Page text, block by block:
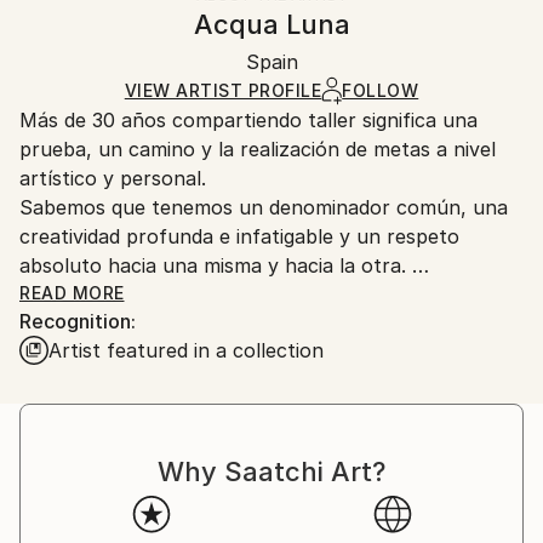
Paper
Certificate is Included
Ships Rolled in a Tube
Ships rolled in a tube. Artists are responsible for
packaging and adhering to Saatchi Art’s
Ships From:
Spain.
Customs:
Shipments from Spain may experience delays due to
country's regulations for exporting valuable
artworks.
Acqua Luna
Spain
VIEW ARTIST PROFILE FOLLOW
Más de 30 años compartiendo taller significa una
prueba, un camino y la realización de metas a nivel
artístico y personal.
Sabemos que tenemos un denominador común, una
creatividad profunda e infatigable y un respeto
absoluto hacia una misma y hacia la otra.
Hace años una persona muy respetable nos lanzó un
desafío -: “Como sois muy valientes, creativas y
una libertad total"
De la sorpresa al interrogante y desde allí a la acción.
Así surge ACQUA LUNA.
READ MORE
Recognition:
Artist featured in a collection
Why Saatchi Art?